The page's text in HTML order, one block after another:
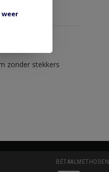
zonder stekkers
BETAALMETHODEN